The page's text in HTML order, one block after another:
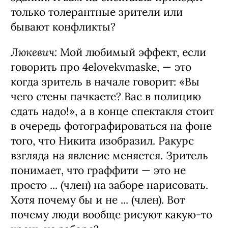
только толерантные зрители или
бывают конфликты?
Люкевич: Мой любимый эффект, если
говорить про 4elovekvmaske, — это
когда зритель в начале говорит: «Вы
чего стены пачкаете? Вас в полицию
сдать надо!», а в конце спектакля стоит
в очередь фотографироваться на фоне
того, что Никита изобразил. Ракурс
взгляда на явление меняется. Зритель
понимает, что граффити — это не
просто ... (член) на заборе нарисовать.
Хотя почему бы и не ... (член). Вот
почему люди вообще рисуют какую-то